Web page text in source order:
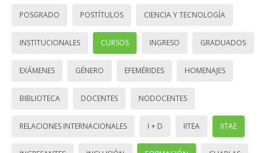
POSGRADO POSTÍTULOS CIENCIA Y TECNOLOGÍA
INSTITUCIONALES CURSOS INGRESO GRADUADOS
EXÁMENES GÉNERO EFEMÉRIDES HOMENAJES
BIBLIOTECA DOCENTES NODOCENTES
RELACIONES INTERNACIONALES I + D IITEA IITAE